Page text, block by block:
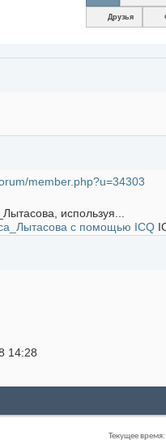
Друзья
member.php?u=34303
используя...
14:28
Текущее время: